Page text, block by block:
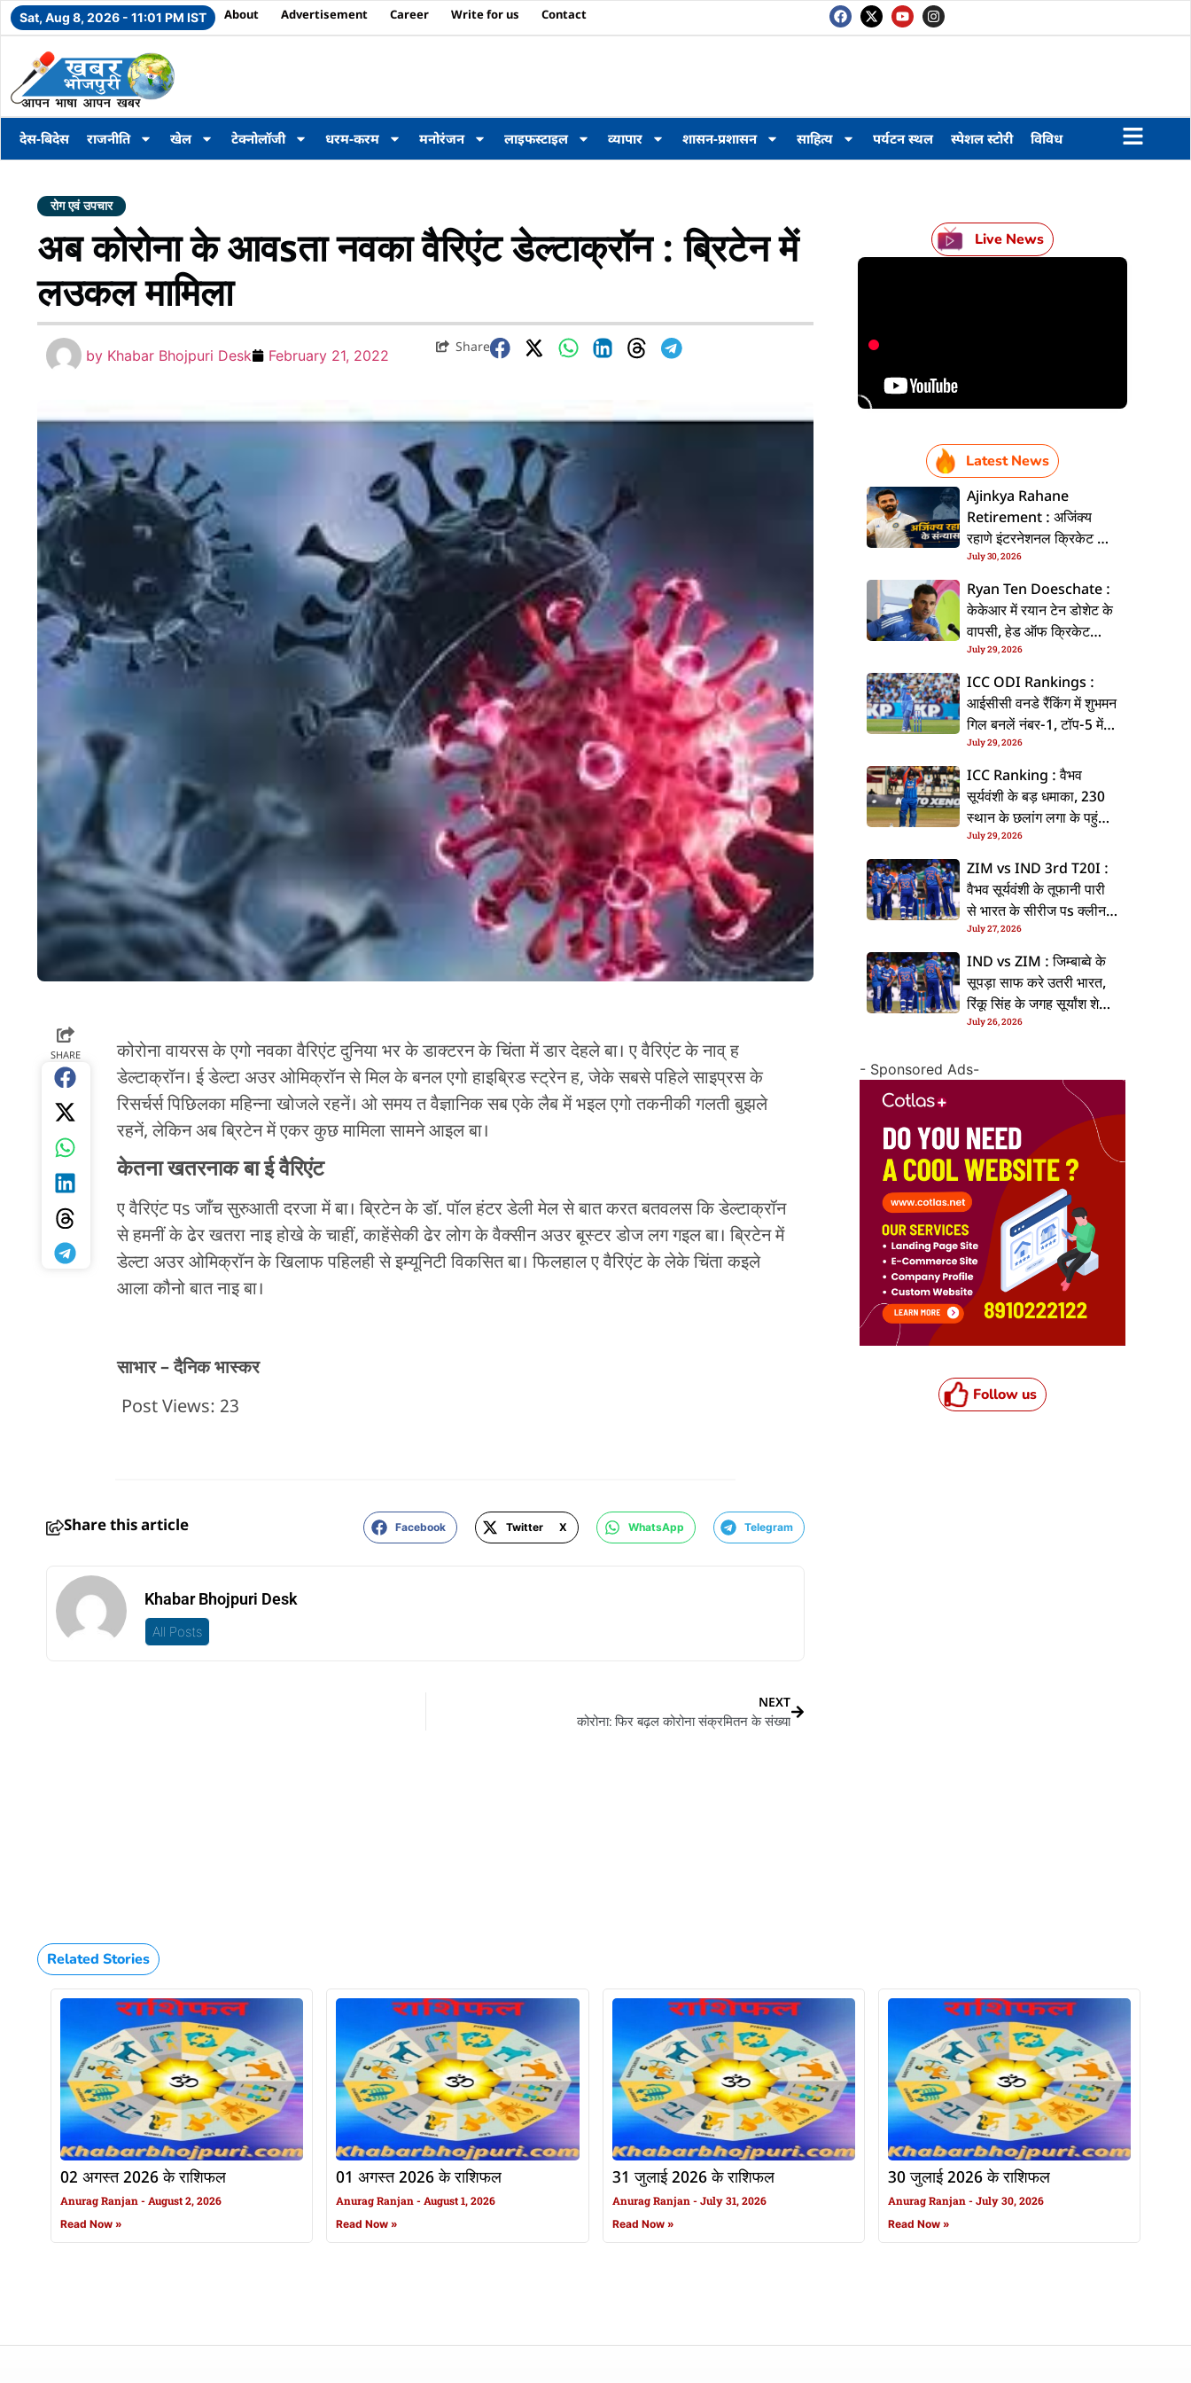
Sat, Aug 8, 2026 - 11:01 PM IST About Advertisement Career Write for us Contact
देस-बिदेस राजनीति खेल टेक्नोलॉजी धरम-करम मनोरंजन लाइफस्टाइल व्यापार शासन-प्रशासन साहित्य पर्यटन स्थल स्पेशल स्टोरी विविध
रोग एवं उपचार
अब कोरोना के आवsता नवका वैरिएंट डेल्टाक्रॉन : ब्रिटेन में
लउकल मामिला
by Khabar Bhojpuri Desk February 21, 2022
Share
SHARE
कोरोना वायरस के एगो नवका वैरिएंट दुनिया भर के डाक्टरन के चिंता में डार देहले बा। ए वैरिएंट के नाव् ह
डेल्टाक्रॉन। ई डेल्टा अउर ओमिक्रॉन से मिल के बनल एगो हाइब्रिड स्ट्रेन ह, जेके सबसे पहिले साइप्रस के
रिसर्चर्स पिछिलका महिन्ना खोजले रहनें। ओ समय त वैज्ञानिक सब एके लैब में भइल एगो तकनीकी गलती बुझले
रहनें, लेकिन अब ब्रिटेन में एकर कुछ मामिला सामने आइल बा।
केतना खतरनाक बा ई वैरिएंट
ए वैरिएंट पs जाँच सुरुआती दरजा में बा। ब्रिटेन के डॉ. पॉल हंटर डेली मेल से बात करत बतवलस कि डेल्टाक्रॉन
से हमनीं के ढेर खतरा नाइ होखे के चाहीं, काहेंसेकी ढेर लोग के वैक्सीन अउर बूस्टर डोज लग गइल बा। ब्रिटेन में
डेल्टा अउर ओमिक्रॉन के खिलाफ पहिलही से इम्यूनिटी विकसित बा। फिलहाल ए वैरिएंट के लेके चिंता कइले
आला कौनो बात नाइ बा।
साभार – दैनिक भास्कर
Post Views: 23
Share this article Facebook Twitter X WhatsApp Telegram
Khabar Bhojpuri Desk
All Posts
NEXT
कोरोना: फिर बढ़ल कोरोना संक्रमितन के संख्या
Live News
Latest News
Ajinkya Rahane
Retirement : अजिंक्य
रहाणे इंटरनेशनल क्रिकेट से
ललें संन्यास, सोशल मीडिया
पs पोस्ट कs के कइलें एलान
July 30, 2026
Ryan Ten Doeschate :
केकेआर में रयान टेन डोशेट के
वापसी, हेड ऑफ क्रिकेट
स्ट्रेटजी के जिम्मेदारी संभरिहें
July 29, 2026
ICC ODI Rankings :
आईसीसी वनडे रैंकिंग में शुभमन
गिल बनलें नंबर-1, टॉप-5 में
भारत के तीन बल्लेबाज
July 29, 2026
ICC Ranking : वैभव
सूर्यवंशी के बड़ धमाका, 230
स्थान के छलांग लगा के पहुंचलें
48वां नंबर पs
July 29, 2026
ZIM vs IND 3rd T20I :
वैभव सूर्यवंशी के तूफानी पारी
से भारत के सीरीज पs क्लीन
स्वीप, जिम्बाब्वे 35 रन से
हारल
July 27, 2026
IND vs ZIM : जिम्बाब्वे के
सूपड़ा साफ करे उतरी भारत,
रिंकू सिंह के जगह सूर्यांश शेडगे
के मिल सकेला मवका
July 26, 2026
- Sponsored Ads-
Follow us
Related Stories
02 अगस्त 2026 के राशिफल
Anurag Ranjan August 2, 2026
Read Now »
01 अगस्त 2026 के राशिफल
Anurag Ranjan August 1, 2026
Read Now »
31 जुलाई 2026 के राशिफल
Anurag Ranjan July 31, 2026
Read Now »
30 जुलाई 2026 के राशिफल
Anurag Ranjan July 30, 2026
Read Now »